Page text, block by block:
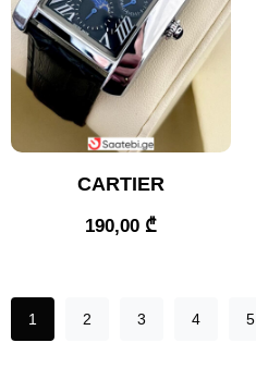
CARTIER
190,00 ₾
1 2 3 4 5